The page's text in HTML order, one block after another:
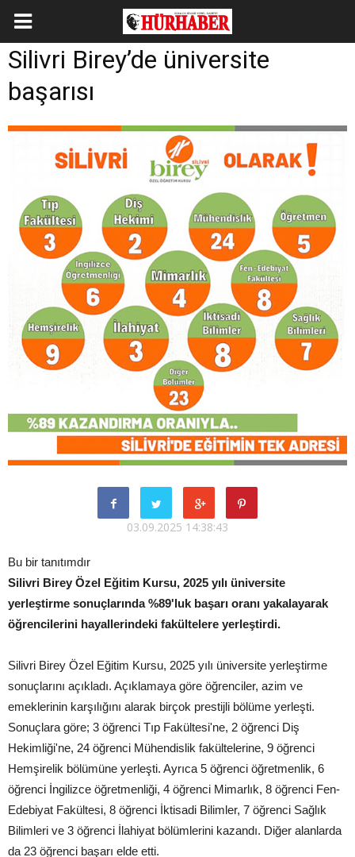
Silivri Birey’de üniversite
başarısı
03.09.2025 14:38:43
Bu bir tanıtımdır
Silivri Birey Özel Eğitim Kursu, 2025 yılı üniversite
yerleştirme sonuçlarında %89'luk başarı oranı yakalayarak
öğrencilerini hayallerindeki fakültelere yerleştirdi.
Silivri Birey Özel Eğitim Kursu, 2025 yılı üniversite yerleştirme
sonuçlarını açıkladı. Açıklamaya göre öğrenciler, azim ve
emeklerinin karşılığını alarak birçok prestijli bölüme yerleşti.
Sonuçlara göre; 3 öğrenci Tıp Fakültesi'ne, 2 öğrenci Diş
Hekimliği'ne, 24 öğrenci Mühendislik fakültelerine, 9 öğrenci
Hemşirelik bölümüne yerleşti. Ayrıca 5 öğrenci öğretmenlik, 6
öğrenci İngilizce öğretmenliği, 4 öğrenci Mimarlık, 8 öğrenci Fen-
Edebiyat Fakültesi, 8 öğrenci İktisadi Bilimler, 7 öğrenci Sağlık
Bilimleri ve 3 öğrenci İlahiyat bölümlerini kazandı. Diğer alanlarda
da 23 öğrenci başarı elde etti.